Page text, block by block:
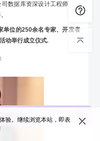
数据库资深设计工程师屈秀
单位的250余名专家、开发者
动举行成立仪式.
度如何？
验。继续浏览本站，即表